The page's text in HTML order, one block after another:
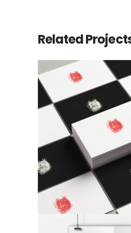
Related
Art